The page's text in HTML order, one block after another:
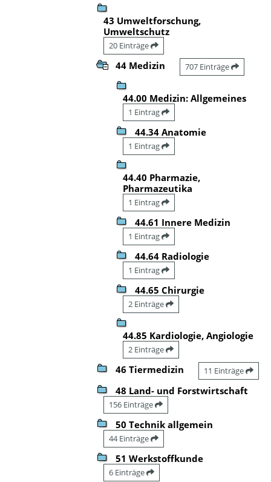
43 Umweltforschung,
Umweltschutz
20 Einträge
44 Medizin 707 Einträge
44.00 Medizin: Allgemeines
1 Eintrag
44.34 Anatomie
1 Eintrag
44.40 Pharmazie,
Pharmazeutika
1 Eintrag
44.61 Innere Medizin
1 Eintrag
44.64 Radiologie
1 Eintrag
44.65 Chirurgie
2 Einträge
44.85 Kardiologie, Angiologie
2 Einträge
46 Tiermedizin 11 Einträge
48 Land- und Forstwirtschaft
156 Einträge
50 Technik allgemein
44 Einträge
51 Werkstoffkunde
6 Einträge